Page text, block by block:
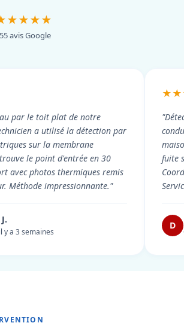
avis Google
par le toit plat de notre
a utilisé la détection par
sur la membrane
le point d'entrée en 30
avec photos thermiques remis
Méthode impressionnante."
a 3 semaines
fuite
D